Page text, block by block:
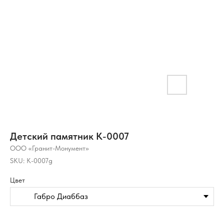
Детский памятник K-0007
ООО «Гранит-Монумент»
SKU: K-0007g
Цвет
Габро Диаббаз